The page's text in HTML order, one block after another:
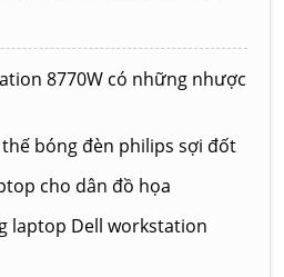
8770W có những nhược
bóng đèn philips sợi đốt
cho dân đồ họa
laptop Dell workstation